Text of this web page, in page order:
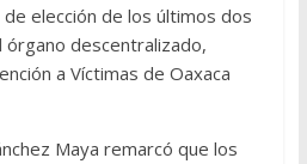
elección de los últimos dos
descentralizado,
a Víctimas de Oaxaca
Maya remarcó que los